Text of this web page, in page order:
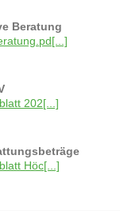
Beratung
202[...]
Höc[...]